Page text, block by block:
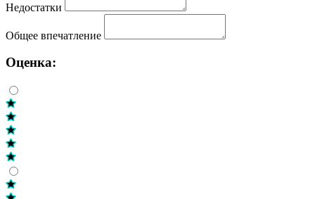
Недостатки
Общее впечатление
Оценка: